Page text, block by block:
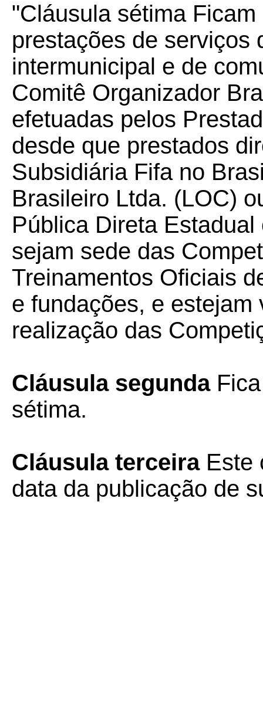
"Cláusula sétima
prestações de serviços
intermunicipal e de
Comitê Organizador
efetuadas pelos
desde que prestados
Subsidiária Fifa no
Brasileiro Ltda. (LOC)
Pública Direta
sejam sede das
Treinamentos Oficiais
e fundações, e
realização das
Cláusula segunda
sétima.
Cláusula terceira Este
data da publicação de